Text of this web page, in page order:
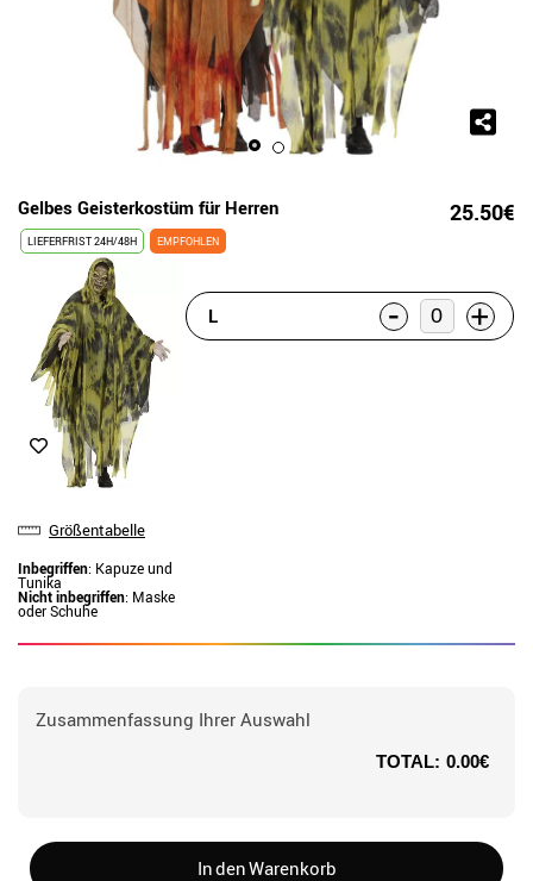
Gelbes Geisterkostüm für Herren 25.50€
LIEFERFRIST 24H/48H EMPFOHLEN
Größentabelle
Inbegriffen: Kapuze und
Tunika
Nicht inbegriffen: Maske
oder Schuhe
L - +
Zusammenfassung Ihrer Auswahl
TOTAL: 0.00€
In den Warenkorb